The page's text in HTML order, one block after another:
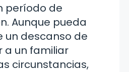
período de
Aunque pueda
un descanso de
a un familiar
circunstancias,